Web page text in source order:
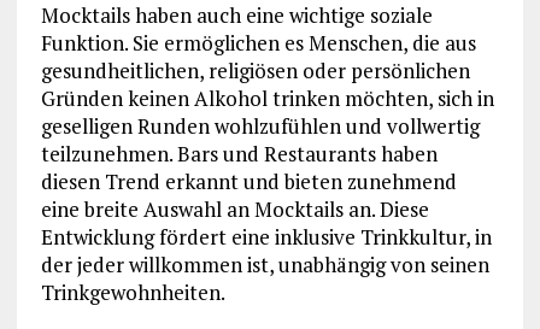
Mocktails haben auch eine wichtige soziale
Funktion. Sie ermöglichen es Menschen, die aus
gesundheitlichen, religiösen oder persönlichen
Gründen keinen Alkohol trinken möchten, sich in
geselligen Runden wohlzufühlen und vollwertig
teilzunehmen. Bars und Restaurants haben
diesen Trend erkannt und bieten zunehmend
eine breite Auswahl an Mocktails an. Diese
Entwicklung fördert eine inklusive Trinkkultur, in
der jeder willkommen ist, unabhängig von seinen
Trinkgewohnheiten.